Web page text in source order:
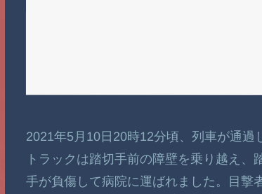
2021年5月10日20時12分頃、列車が通過
トラックは踏切手前の障壁を乗り越え
手が負傷して病院に運ばれました。目撃